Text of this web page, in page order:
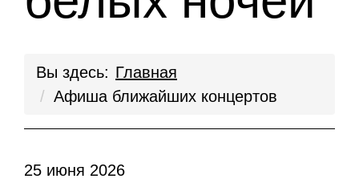
Вы здесь: Главная
Афиша ближайших концертов
25 июня 2026